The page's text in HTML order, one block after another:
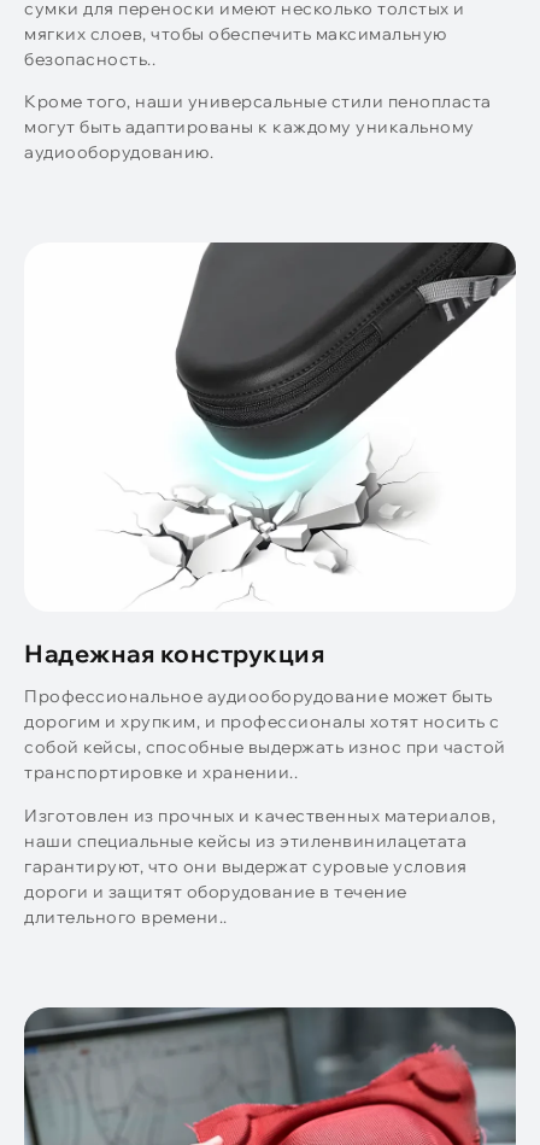
сумки для переноски имеют несколько толстых и
мягких слоев, чтобы обеспечить максимальную
безопасность..
Кроме того, наши универсальные стили пенопласта
могут быть адаптированы к каждому уникальному
аудиооборудованию.
Надежная конструкция
Профессиональное аудиооборудование может быть
дорогим и хрупким, и профессионалы хотят носить с
собой кейсы, способные выдержать износ при частой
транспортировке и хранении..
Изготовлен из прочных и качественных материалов,
наши специальные кейсы из этиленвинилацетата
гарантируют, что они выдержат суровые условия
дороги и защитят оборудование в течение
длительного времени..